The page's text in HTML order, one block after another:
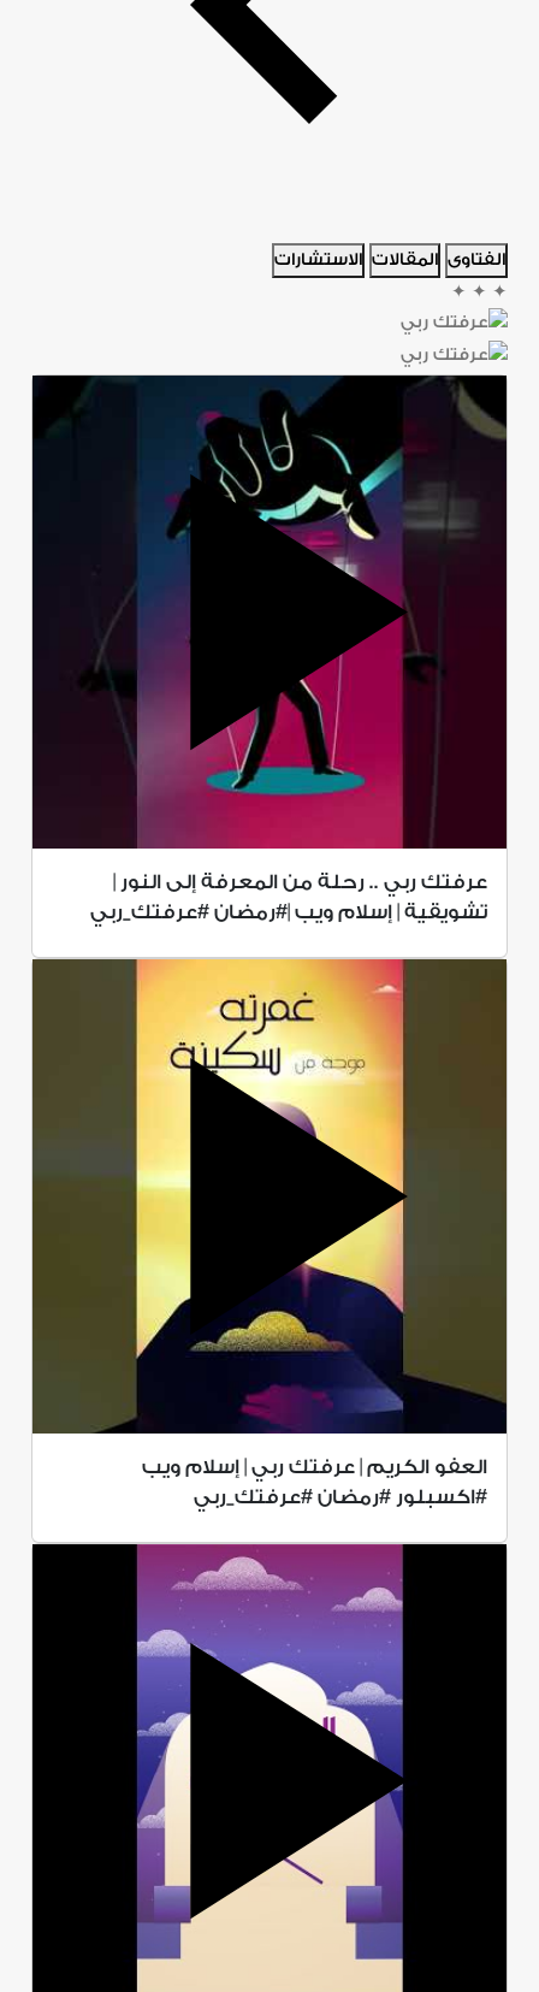
الفتاوى المقالات الاستشارات
✦
✦
✦
عرفتك ربي .. رحلة من المعرفة إلى النور |
تشويقية | إسلام ويب |#رمضان #عرفتك_ربي
العفو الكريم | عرفتك ربي | إسلام ويب
#اكسبلور #رمضان #عرفتك_ربي